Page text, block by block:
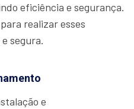
eficiência e segurança.
realizar esses
segura.
e